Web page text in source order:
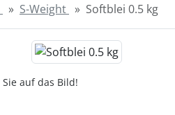
S-Weight Softblei 0.5 kg
exitiert, können Sie die
auf das Bild!